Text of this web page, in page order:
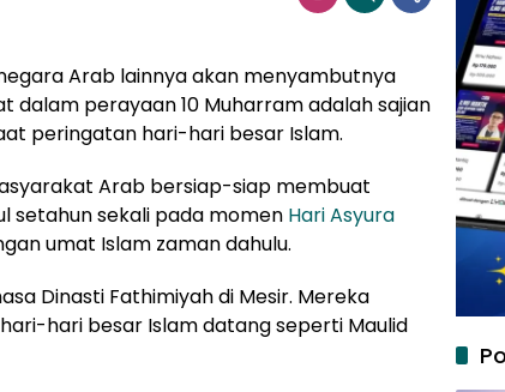
Arab lainnya akan menyambutnya
dalam perayaan 10 Muharram adalah sajian
peringatan hari-hari besar Islam.
Arab bersiap-siap membuat
setahun sekali pada momen Hari Asyura
umat Islam zaman dahulu.
Dinasti Fathimiyah di Mesir. Mereka
hari besar Islam datang seperti Maulid